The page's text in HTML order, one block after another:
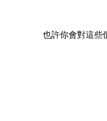
也許你會對這些